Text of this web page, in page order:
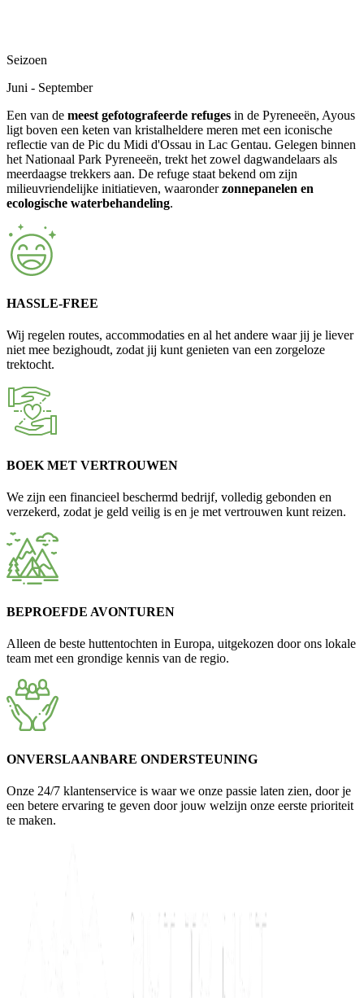
Seizoen
Juni - September
Een van de meest gefotografeerde refuges in de Pyreneeën, Ayous
ligt boven een keten van kristalheldere meren met een iconische
reflectie van de Pic du Midi d'Ossau in Lac Gentau. Gelegen binnen
het Nationaal Park Pyreneeën, trekt het zowel dagwandelaars als
meerdaagse trekkers aan. De refuge staat bekend om zijn
milieuvriendelijke initiatieven, waaronderzonnepanelen en
ecologische waterbehandeling.
HASSLE-FREE
Wij regelen routes, accommodaties en al het andere waar jij je liever
niet mee bezighoudt, zodat jij kunt genieten van een zorgeloze
trektocht.
BOEK MET VERTROUWEN
We zijn een financieel beschermd bedrijf, volledig gebonden en
verzekerd, zodat je geld veilig is en je met vertrouwen kunt reizen.
BEPROEFDE AVONTUREN
Alleen de beste huttentochten in Europa, uitgekozen door ons lokale
team met een grondige kennis van de regio.
ONVERSLAANBARE ONDERSTEUNING
Onze 24/7 klantenservice is waar we onze passie laten zien, door je
een betere ervaring te geven door jouw welzijn onze eerste prioriteit
te maken.